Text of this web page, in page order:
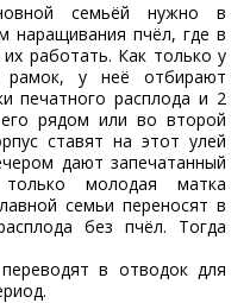
семьёй нужно в
наращивания пчёл, где в
работать. Как только у
у неё отбирают
печатного расплода и 2
рядом или во второй
ставят на этот улей
дают запечатанный
молодая матка
семьи переносят в
без пчёл. Тогда
в отводок для